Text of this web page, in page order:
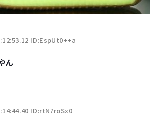
ID:EspUt0++a
ん
ID:rtN7roSx0